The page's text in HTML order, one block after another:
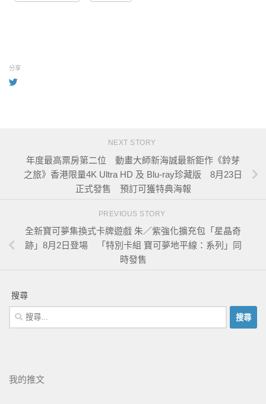
分享
NEXT STORY
年度最高票房第二位 動畫大師新海誠最新鉅作《鈴芽
之旅》香港限量4K Ultra HD 及 Blu-ray珍藏版 8月23日
正式發售 預訂可獲特典海報
PREVIOUS STORY
全新寶可夢集換式卡牌遊戲 朱／紫強化擴充包「星晶奇
跡」8月2日登場 「特別卡組 寶可夢地平線：系列」同
時發售
搜尋
我的推文